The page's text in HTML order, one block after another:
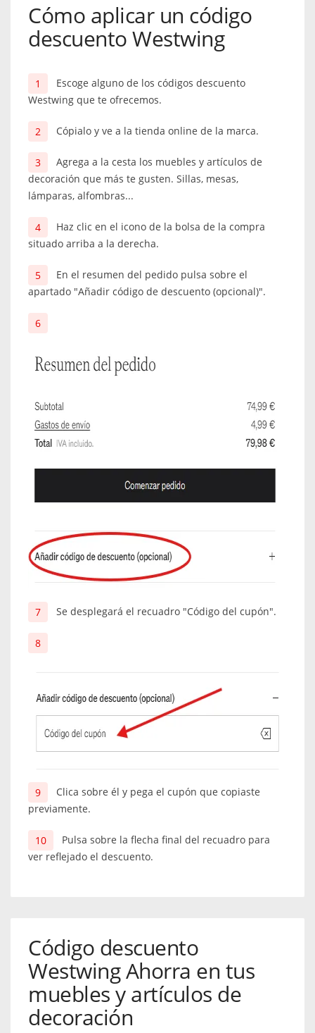
Cómo aplicar un código
descuento Westwing
Escoge alguno de los códigos descuento
Westwing que te ofrecemos.
Cópialo y ve a la tienda online de la marca.
Agrega a la cesta los muebles y artículos de
decoración que más te gusten. Sillas, mesas,
lámparas, alfombras...
Haz clic en el icono de la bolsa de la compra
situado arriba a la derecha.
En el resumen del pedido pulsa sobre el
apartado "Añadir código de descuento (opcional)".
Se desplegará el recuadro "Código del cupón".
Clica sobre él y pega el cupón que copiaste
previamente.
Pulsa sobre la flecha final del recuadro para
ver reflejado el descuento.
Código descuento
Westwing Ahorra en tus
muebles y artículos de
decoración